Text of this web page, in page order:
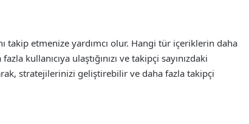
takip etmenize yardımcı olur. Hangi tür içeriklerin daha
kullanıcıya ulaştığınızı ve takipçi sayınızdaki
stratejilerinizi geliştirebilir ve daha fazla takipçi